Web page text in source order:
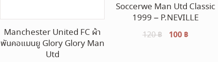
Manchester United FC ผ้า
พันคอแมนยู Glory Glory Man
Utd
Soccerwe Man Utd Classic
1999 – P.NEVILLE
120฿
Original
100 ฿Current